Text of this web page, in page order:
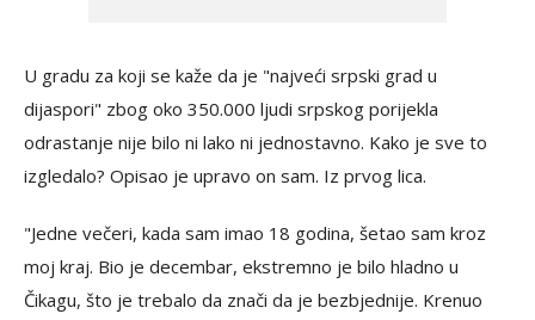
U gradu za koji se kaže da je "najveći srpski grad u
dijaspori" zbog oko 350.000 ljudi srpskog porijekla
odrastanje nije bilo ni lako ni jednostavno. Kako je sve to
izgledalo? Opisao je upravo on sam. Iz prvog lica.
"Jedne večeri, kada sam imao 18 godina, šetao sam kroz
moj kraj. Bio je decembar, ekstremno je bilo hladno u
Čikagu, što je trebalo da znači da je bezbjednije. Krenuo